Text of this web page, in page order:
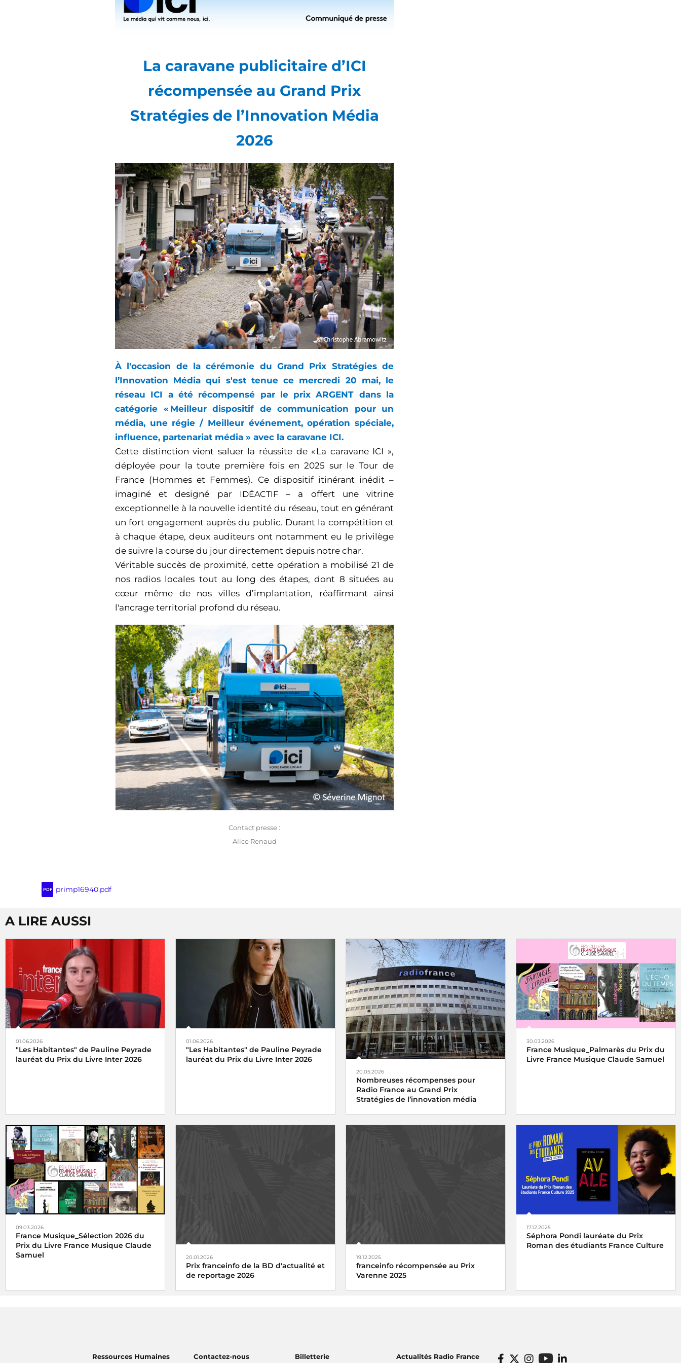
La caravane publicitaire d’ICI
récompensée au Grand Prix
Stratégies de l’Innovation Média
2026
À l'occasion de la cérémonie du Grand Prix Stratégies de
l’Innovation Média qui s'est tenue ce mercredi 20 mai, le
réseau ICI a été récompensé par le prix ARGENT dans la
catégorie « Meilleur dispositif de communication pour un
média, une régie / Meilleur événement, opération spéciale,
influence, partenariat média » avec la caravane ICI.
Cette distinction vient saluer la réussite de « La caravane ICI »,
déployée pour la toute première fois en 2025 sur le Tour de
France (Hommes et Femmes). Ce dispositif itinérant inédit –
imaginé et designé par IDÉACTIF– a offert une vitrine
exceptionnelle à la nouvelle identité du réseau, tout en générant
un fort engagement auprès du public. Durant la compétition et
à chaque étape, deux auditeurs ont notamment eu le privilège
de suivre la course du jour directement depuis notre char.
Véritable succès de proximité, cette opération a mobilisé 21 de
nos radios locales tout au long des étapes, dont 8 situées au
cœur même de nos villes d’implantation, réaffirmant ainsi
l'ancrage territorial profond du réseau.
Contact presse :
Alice Renaud
PDF primp16940.pdf
A LIRE AUSSI
01.06.2026
"Les Habitantes" de Pauline Peyrade
lauréat du Prix du Livre Inter 2026
01.06.2026
"Les Habitantes" de Pauline Peyrade
lauréat du Prix du Livre Inter 2026
20.05.2026
Nombreuses récompenses pour
Radio France au Grand Prix
Stratégies de l’innovation média
30.03.2026
France Musique_Palmarès du Prix du
Livre France Musique Claude Samuel
09.03.2026
France Musique_Sélection 2026 du
Prix du Livre France Musique Claude
Samuel
20.01.2026
Prix franceinfo de la BD d'actualité et
de reportage 2026
19.12.2025
franceinfo récompensée au Prix
Varenne 2025
17.12.2025
Séphora Pondi lauréate du Prix
Roman des étudiants France Culture
Ressources Humaines Contactez-nous Billetterie Actualités Radio France